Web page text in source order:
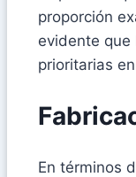
proporción
evidente que
prioritarias
En términos